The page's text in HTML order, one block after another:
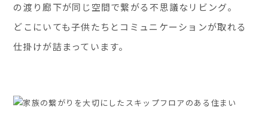
の渡り廊下が同じ空間で繋がる不思議なリビング。
どこにいても子供たちとコミュニケーションが取れる
仕掛けが詰まっています。